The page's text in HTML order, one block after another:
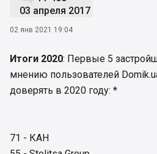
03 апреля 2017
02 янв 2021 19:04
Итоги 2020: Первые 5
мнению пользователей
доверять в 2020 году: *
71 - КАН